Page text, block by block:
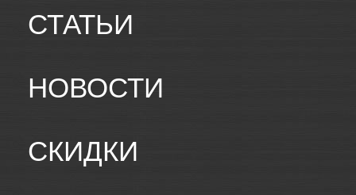
СТАТЬИ
НОВОСТИ
СКИДКИ